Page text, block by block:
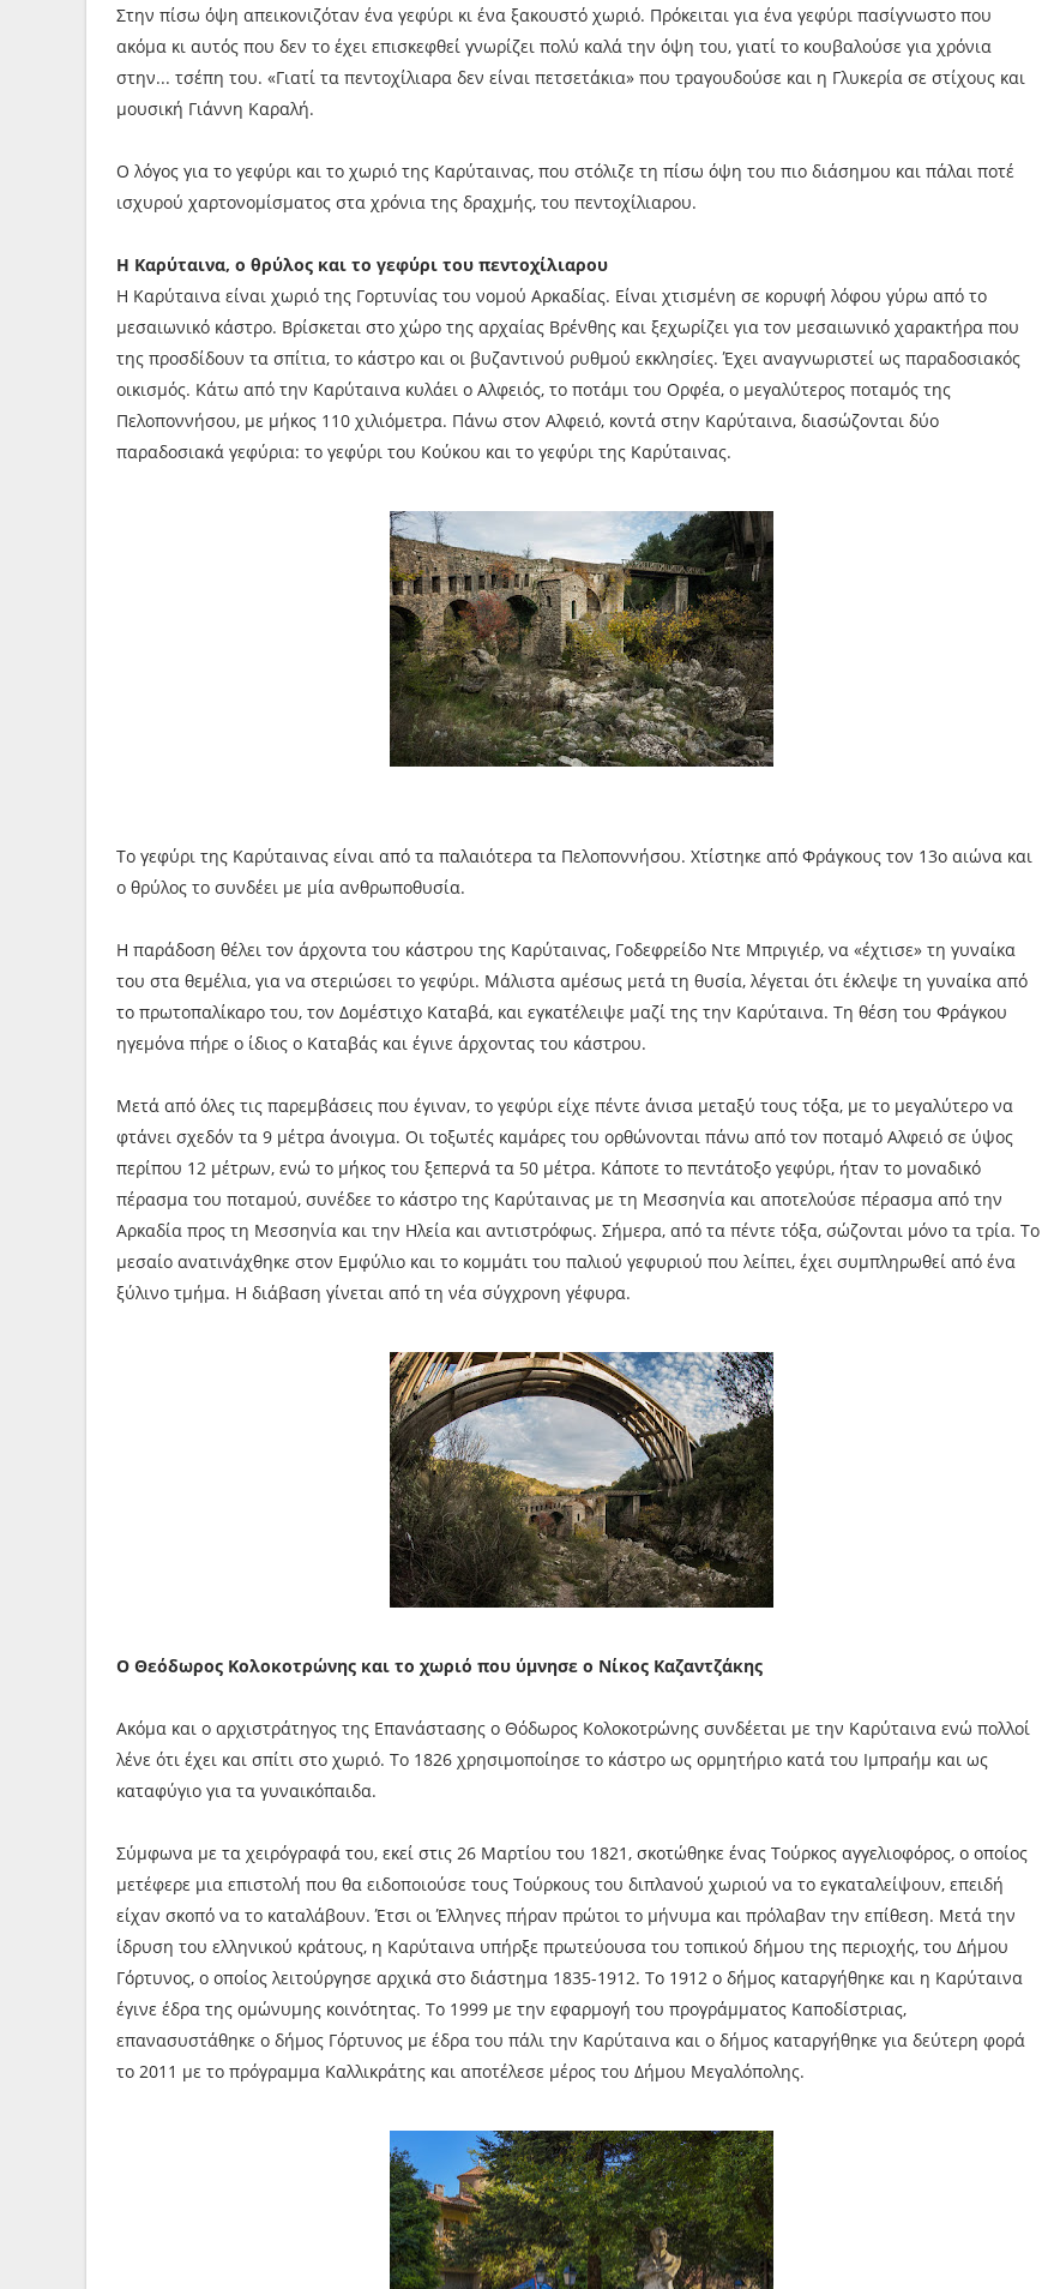
Στην πίσω όψη απεικονιζόταν ένα γεφύρι κι ένα ξακουστό χωριό. Πρόκειται για ένα γεφύρι πασίγνωστο που
ακόμα κι αυτός που δεν το έχει επισκεφθεί γνωρίζει πολύ καλά την όψη του, γιατί το κουβαλούσε για χρόνια
στην... τσέπη του. «Γιατί τα πεντοχίλιαρα δεν είναι πετσετάκια» που τραγουδούσε και η Γλυκερία σε στίχους και
μουσική Γιάννη Καραλή.
Ο λόγος για το γεφύρι και το χωριό της Καρύταινας, που στόλιζε τη πίσω όψη του πιο διάσημου και πάλαι ποτέ
ισχυρού χαρτονομίσματος στα χρόνια της δραχμής, του πεντοχίλιαρου.
Η Καρύταινα, ο θρύλος και το γεφύρι του πεντοχίλιαρου
Η Καρύταινα είναι χωριό της Γορτυνίας του νομού Αρκαδίας. Είναι χτισμένη σε κορυφή λόφου γύρω από το
μεσαιωνικό κάστρο. Βρίσκεται στο χώρο της αρχαίας Βρένθης και ξεχωρίζει για τον μεσαιωνικό χαρακτήρα που
της προσδίδουν τα σπίτια, το κάστρο και οι βυζαντινού ρυθμού εκκλησίες. Έχει αναγνωριστεί ως παραδοσιακός
οικισμός. Κάτω από την Καρύταινα κυλάει ο Αλφειός, το ποτάμι του Ορφέα, ο μεγαλύτερος ποταμός της
Πελοποννήσου, με μήκος 110 χιλιόμετρα. Πάνω στον Αλφειό, κοντά στην Καρύταινα, διασώζονται δύο
παραδοσιακά γεφύρια: το γεφύρι του Κούκου και το γεφύρι της Καρύταινας.
Το γεφύρι της Καρύταινας είναι από τα παλαιότερα τα Πελοποννήσου. Χτίστηκε από Φράγκους τον 13ο αιώνα και
ο θρύλος το συνδέει με μία ανθρωποθυσία.
Η παράδοση θέλει τον άρχοντα του κάστρου της Καρύταινας, Γοδεφρείδο Ντε Μπριγιέρ, να «έχτισε» τη γυναίκα
του στα θεμέλια, για να στεριώσει το γεφύρι. Μάλιστα αμέσως μετά τη θυσία, λέγεται ότι έκλεψε τη γυναίκα από
το πρωτοπαλίκαρο του, τον Δομέστιχο Καταβά, και εγκατέλειψε μαζί της την Καρύταινα. Τη θέση του Φράγκου
ηγεμόνα πήρε ο ίδιος ο Καταβάς και έγινε άρχοντας του κάστρου.
Μετά από όλες τις παρεμβάσεις που έγιναν, το γεφύρι είχε πέντε άνισα μεταξύ τους τόξα, με το μεγαλύτερο να
φτάνει σχεδόν τα 9 μέτρα άνοιγμα. Οι τοξωτές καμάρες του ορθώνονται πάνω από τον ποταμό Αλφειό σε ύψος
περίπου 12 μέτρων, ενώ το μήκος του ξεπερνά τα 50 μέτρα. Κάποτε το πεντάτοξο γεφύρι, ήταν το μοναδικό
πέρασμα του ποταμού, συνέδεε το κάστρο της Καρύταινας με τη Μεσσηνία και αποτελούσε πέρασμα από την
Αρκαδία προς τη Μεσσηνία και την Ηλεία και αντιστρόφως. Σήμερα, από τα πέντε τόξα, σώζονται μόνο τα τρία. Το
μεσαίο ανατινάχθηκε στον Εμφύλιο και το κομμάτι του παλιού γεφυριού που λείπει, έχει συμπληρωθεί από ένα
ξύλινο τμήμα. Η διάβαση γίνεται από τη νέα σύγχρονη γέφυρα.
Ο Θεόδωρος Κολοκοτρώνης και το χωριό που ύμνησε ο Νίκος Καζαντζάκης
Ακόμα και ο αρχιστράτηγος της Επανάστασης ο Θόδωρος Κολοκοτρώνης συνδέεται με την Καρύταινα ενώ πολλοί
λένε ότι έχει και σπίτι στο χωριό. Το 1826 χρησιμοποίησε το κάστρο ως ορμητήριο κατά του Ιμπραήμ και ως
καταφύγιο για τα γυναικόπαιδα.
Σύμφωνα με τα χειρόγραφά του, εκεί στις 26 Μαρτίου του 1821, σκοτώθηκε ένας Τούρκος αγγελιοφόρος, ο οποίος
μετέφερε μια επιστολή που θα ειδοποιούσε τους Τούρκους του διπλανού χωριού να το εγκαταλείψουν, επειδή
είχαν σκοπό να το καταλάβουν. Έτσι οι Έλληνες πήραν πρώτοι το μήνυμα και πρόλαβαν την επίθεση. Μετά την
ίδρυση του ελληνικού κράτους, η Καρύταινα υπήρξε πρωτεύουσα του τοπικού δήμου της περιοχής, του Δήμου
Γόρτυνος, ο οποίος λειτούργησε αρχικά στο διάστημα 1835-1912. Το 1912 ο δήμος καταργήθηκε και η Καρύταινα
έγινε έδρα της ομώνυμης κοινότητας. Το 1999 με την εφαρμογή του προγράμματος Καποδίστριας,
επανασυστάθηκε ο δήμος Γόρτυνος με έδρα του πάλι την Καρύταινα και ο δήμος καταργήθηκε για δεύτερη φορά
το 2011 με το πρόγραμμα Καλλικράτης και αποτέλεσε μέρος του Δήμου Μεγαλόπολης.